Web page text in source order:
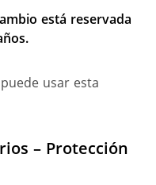
está reservada
usar esta
– Protección